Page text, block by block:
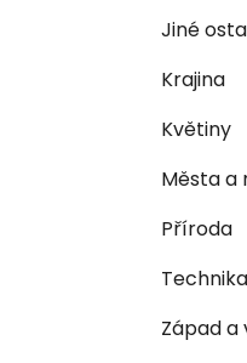
Jiné
Krajina
Květiny
Města a
Příroda
Západ a